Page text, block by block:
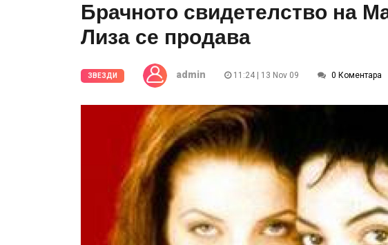
Брачното свидетелство на
Лиза се продава
ЗВЕЗДИ admin 11:24 | 13 Nov 09 0 Коментара